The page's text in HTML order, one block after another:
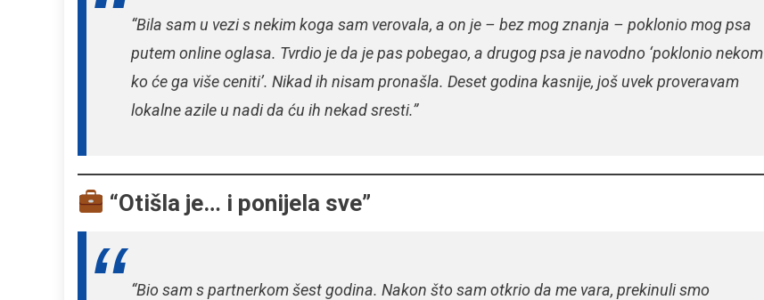
“Bila sam u vezi s nekim koga sam verovala, a on je – bez mog znanja – poklonio mog psa
putem online oglasa. Tvrdio je da je pas pobegao, a drugog psa je navodno ‘poklonio nekom
ko će ga više ceniti’. Nikad ih nisam pronašla. Deset godina kasnije, još uvek proveravam
lokalne azile u nadi da ću ih nekad sresti.”
“Otišla je… i ponijela sve”
“Bio sam s partnerkom šest godina. Nakon što sam otkrio da me vara, prekinuli smo